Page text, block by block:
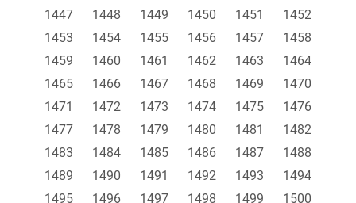
1447
1448 1449 1450 1451
1452
1453
1454 1455 1456 1457
1458
1459
1460 1461 1462 1463
1464
1465
1466 1467 1468 1469
1470
1471
1472 1473 1474 1475
1476
1477
1478 1479 1480 1481
1482
1483
1484 1485 1486 1487
1488
1489
1490 1491 1492 1493
1494
1495
1496 1497 1498 1499
1500